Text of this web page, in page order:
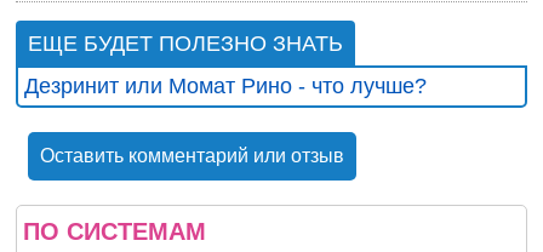
ЕЩЕ БУДЕТ ПОЛЕЗНО ЗНАТЬ
Дезринит или Момат Рино - что лучше?
Оставить комментарий или отзыв
ПО СИСТЕМАМ